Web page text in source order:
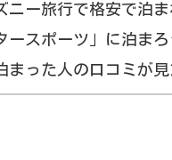
ニー旅行で格安で泊
ースポーツ」に泊ま
まった人の口コミが見